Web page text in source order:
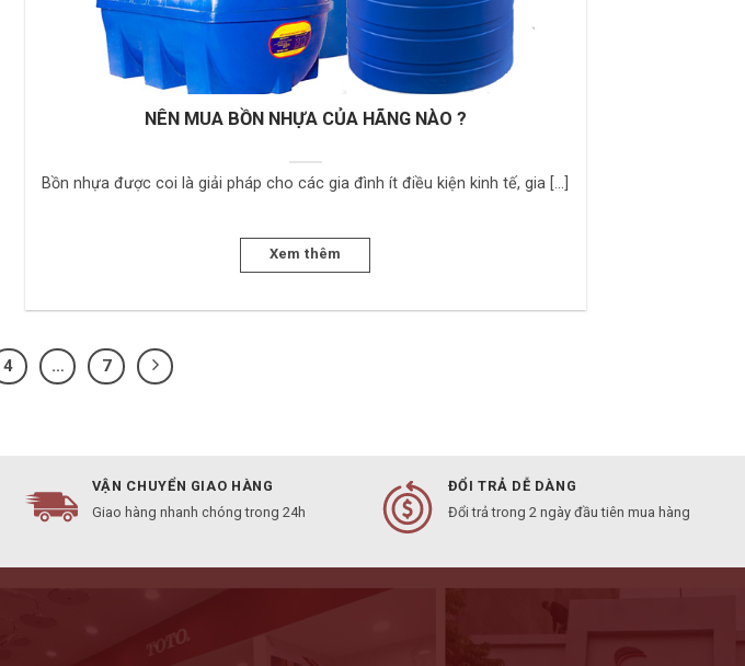
NÊN MUA BỒN NHỰA CỦA HÃNG NÀO ?
Bồn nhựa được coi là giải pháp cho các gia đình ít điều kiện kinh tế, gia [...]
Xem thêm
4 … 7
VẬN CHUYỂN GIAO HÀNG
Giao hàng nhanh chóng trong 24h
ĐỔI TRẢ DỄ DÀNG
Đổi trả trong 2 ngày đầu tiên mua hàng